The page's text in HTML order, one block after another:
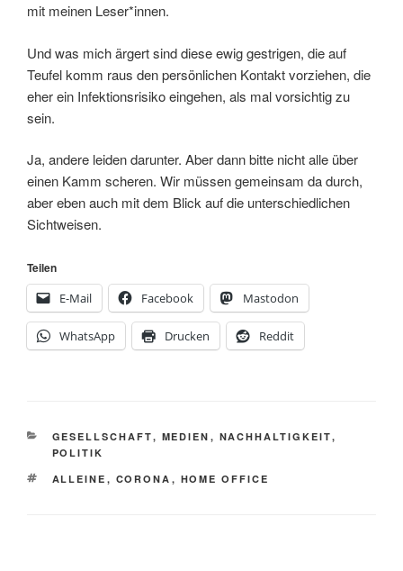
mit meinen Leser*innen.
Und was mich ärgert sind diese ewig gestrigen, die auf
Teufel komm raus den persönlichen Kontakt vorziehen, die
eher ein Infektionsrisiko eingehen, als mal vorsichtig zu
sein.
Ja, andere leiden darunter. Aber dann bitte nicht alle über
einen Kamm scheren. Wir müssen gemeinsam da durch,
aber eben auch mit dem Blick auf die unterschiedlichen
Sichtweisen.
Teilen
E-Mail
Facebook Mastodon
WhatsApp Drucken Reddit
KATEGORIEN
GESELLSCHAFT, MEDIEN , NACHHALTIGKEIT,
POLITIK
SCHLAGWÖRTER
ALLEINE , CORONA , HOME OFFICE